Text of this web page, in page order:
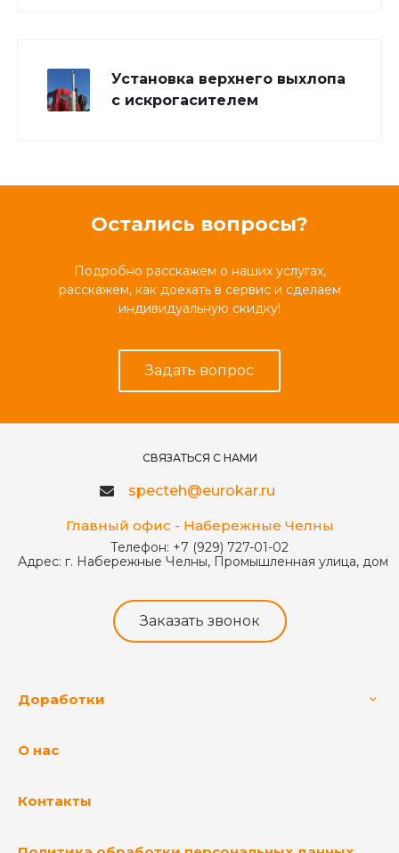
Установка верхнего выхлопа
с искрогасителем
Остались вопросы?
Подробно расскажем о наших услугах,
расскажем, как доехать в сервис и сделаем
индивидуальную скидку!
Задать вопрос
СВЯЗАТЬСЯ С НАМИ
specteh@eurokar.ru
Главный офис - Набережные Челны
Телефон: +7 (929) 727-01-02
Адрес: г. Набережные Челны, Промышленная улица, дом
Заказать звонок
Доработки
О нас
Контакты